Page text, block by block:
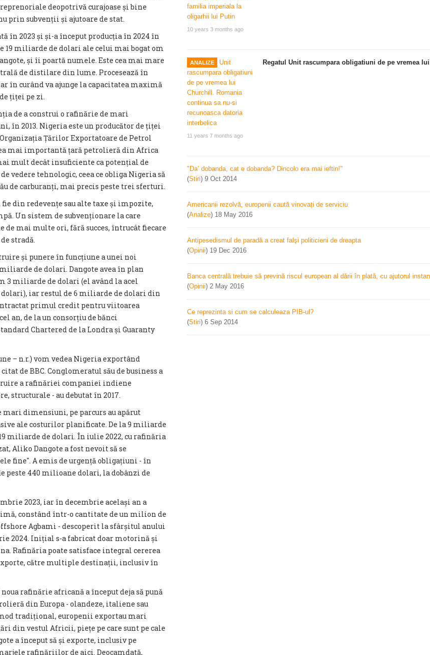
deopotrivă curajoase și bine
prin subvenții și ajutoare de stat.
în 2023 și și-a început producția în 2024 în
miliarde de dolari ale celui mai bogat om
și îi poartă numele. Este cea mai mare
de distilare din lume. Procesează în
în curând va ajunge la capacitatea maximă
țiței pe zi.
de a construi o rafinărie de mari
în 2013. Nigeria este un producător de țiței
Țărilor Exportatoare de Petrol
mai importantă țară petrolieră din Africa
mult decât insuficiente ca potențial de
vedere tehnologic, ceea ce obliga Nigeria să
de carburanți, mai precis peste trei sferturi.
din redevențe sau alte taxe și impozite,
Un sistem de subvenționare la care
de mai multe ori, fără succes, întrucât fiecare
stradă.
și punere în funcțiune a unei noi
de dolari. Dangote avea în plan
3 miliarde de dolari (el având la acel
iar restul de 6 miliarde de dolari din
primul credit pentru viitoarea
an, de la un consorțiu de bănci
Chartered de la Londra și Guaranty
– n.r.) vom vedea Nigeria exportând
de BBC. Conglomeratul său de business a
a rafinăriei companiei indiene
structurale - au debutat în 2017.
mari dimensiuni, pe parcurs au apărut
ale costurilor planificate. De la 9 miliarde
miliarde de dolari. În iulie 2022, cu rafinăria
Aliko Dangote a fost nevoit să se
fine″. A emis de urgență obligațiuni - în
peste 440 milioane dolari, la dobânzi de
2023, iar în decembrie același an a
constând într-o cantitate de un milion de
Agbami - descoperit la sfârșitul anului
2024. Inițial s-a fabricat doar motorină și
Rafinăria poate satisface integral cererea
către multiple destinații, inclusiv în
rafinărie africană a început deja să pună
din Europa - olandeze, italiene sau
tradițional, europenii exportau mari
din vestul Africii, piețe pe care sunt pe cale
a început să și exporte, inclusiv pe
rafinăriilor de aici. Deocamdată,
10 years 3 months ago
ANALIZE
11 years 7 months ago
Regatul Unit rascumpara obligatiuni de pe vremea
"Da’ dobanda, cat e dobanda? Dincolo era mai ieftin!"
(Stiri) 9 Oct 2014
Americanii rezolvă, europenii caută vinovați de serviciu
(Analize) 18 May 2016
Antipesedismul de paradă a creat falşi politicieni de dreapta
(Opinii) 19 Dec 2016
Banca centrală trebuie să prevină riscul european al dării în plată, cu ajutorul
(Opinii) 2 May 2016
Ce reprezinta si cum se calculeaza PIB-ul?
(Stiri) 6 Sep 2014